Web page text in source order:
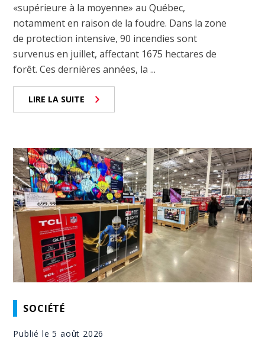
«supérieure à la moyenne» au Québec,
notamment en raison de la foudre. Dans la zone
de protection intensive, 90 incendies sont
survenus en juillet, affectant 1675 hectares de
forêt. Ces dernières années, la ...
LIRE LA SUITE
SOCIÉTÉ
Publié le 5 août 2026